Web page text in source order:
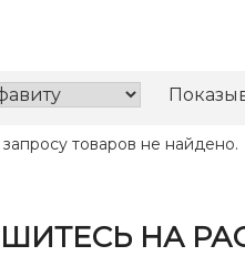
товаров не найдено.
НА